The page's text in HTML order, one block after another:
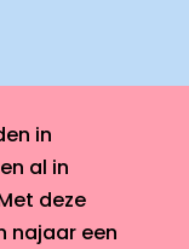
in
al in
deze
najaar een